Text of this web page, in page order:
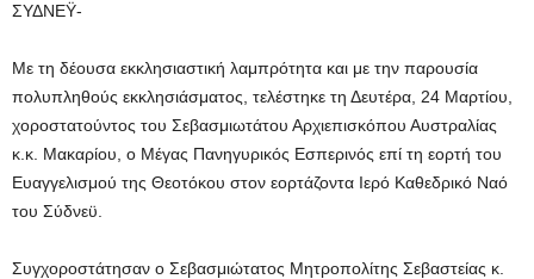
ΣΥΔΝΕΫ-
Με τη δέουσα εκκλησιαστική λαμπρότητα και με την παρουσία
πολυπληθούς εκκλησιάσματος, τελέστηκε τη Δευτέρα, 24 Μαρτίου,
χοροστατούντος του Σεβασμιωτάτου Αρχιεπισκόπου Αυστραλίας
κ.κ. Μακαρίου, ο Μέγας Πανηγυρικός Εσπερινός επί τη εορτή του
Ευαγγελισμού της Θεοτόκου στον εορτάζοντα Ιερό Καθεδρικό Ναό
του Σύδνεϋ.
Συγχοροστάτησαν ο Σεβασμιώτατος Μητροπολίτης Σεβαστείας κ.